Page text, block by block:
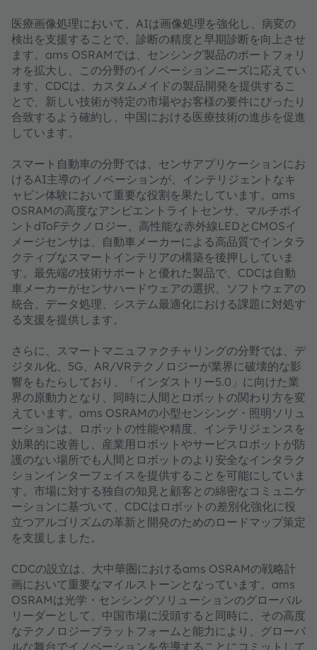
医療画像処理において、AIは画像処理を強化し、病変の
検出を支援することで、診断の精度と早期診断を向上させ
ます。ams OSRAMでは、センシング製品のポートフォリ
オを拡大し、この分野のイノベーションニーズに応えてい
ます。CDCは、カスタムメイドの製品開発を提供するこ
とで、新しい技術が特定の市場やお客様の要件にぴったり
合致するよう確約し、中国における医療技術の進歩を促進
しています。
スマート自動車の分野では、センサアプリケーションにお
けるAI主導のイノベーションが、インテリジェントなキ
ャビン体験において重要な役割を果たしています。ams
OSRAMの高度なアンビエントライトセンサ、マルチポイ
ントdToFテクノロジー、高性能な赤外線LEDとCMOSイ
メージセンサは、自動車メーカーによる高品質でインタラ
クティブなスマートインテリアの構築を後押ししていま
す。最先端の技術サポートと優れた製品で、CDCは自動
車メーカーがセンサハードウェアの選択、ソフトウェアの
統合、データ処理、システム最適化における課題に対処す
る支援を提供します。
さらに、スマートマニュファクチャリングの分野では、デ
ジタル化、5G、AR/VRテクノロジーが業界に破壊的な影
響をもたらしており、「インダストリー5.0」に向けた業
界の原動力となり、同時に人間とロボットの関わり方を変
えています。ams OSRAMの小型センシング・照明ソリュ
ーションは、ロボットの性能や精度、インテリジェンスを
効果的に改善し、産業用ロボットやサービスロボットが防
護のない場所でも人間とロボットのより安全なインタラク
ションインターフェイスを提供することを可能にしていま
す。市場に対する独自の知見と顧客との綿密なコミュニケ
ーションに基づいて、CDCはロボットの差別化強化に役
立つアルゴリズムの革新と開発のためのロードマップ策定
を支援しました。
CDCの設立は、大中華圏におけるams OSRAMの戦略計
画において重要なマイルストーンとなっています。ams
OSRAMは光学・センシングソリューションのグローバル
リーダーとして、中国市場に没頭すると同時に、その高度
なテクノロジープラットフォームと能力により、グローバ
ルな舞台でイノベーションを先導することにコミットして